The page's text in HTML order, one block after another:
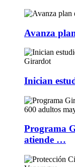
Avanza
Inician
Programa
atiende …